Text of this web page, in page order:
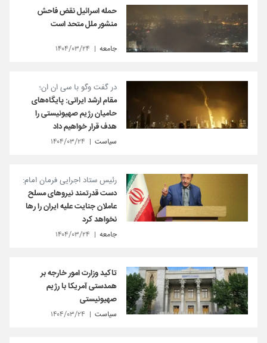
حمله اسرائیل نقض فاحش
منشور ملل متحد است
جامعه ۱۴۰۴/۰۳/۲۴
در گفت وگو با سی ان ان؛
مقام ارشد ایرانی: پایگاه‌های
حامیان رژیم صهیونیستی را
هدف قرار خواهیم داد
سیاست ۱۴۰۴/۰۳/۲۴
رئیس ستاد اجرایی فرمان امام:
دست قدرتمند نیروهای مسلح
عاملان جنایت علیه ایران را رها
نخواهد کرد
جامعه ۱۴۰۴/۰۳/۲۴
تاکید وزارت امور خارجه بر
همدستی آمریکا با رژیم
صهیونیستی
سیاست ۱۴۰۴/۰۳/۲۴